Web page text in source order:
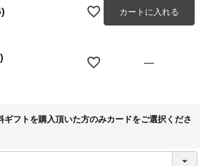
カートに入れる
—
ギフトを購入頂いた方のみカードをご選択くださ